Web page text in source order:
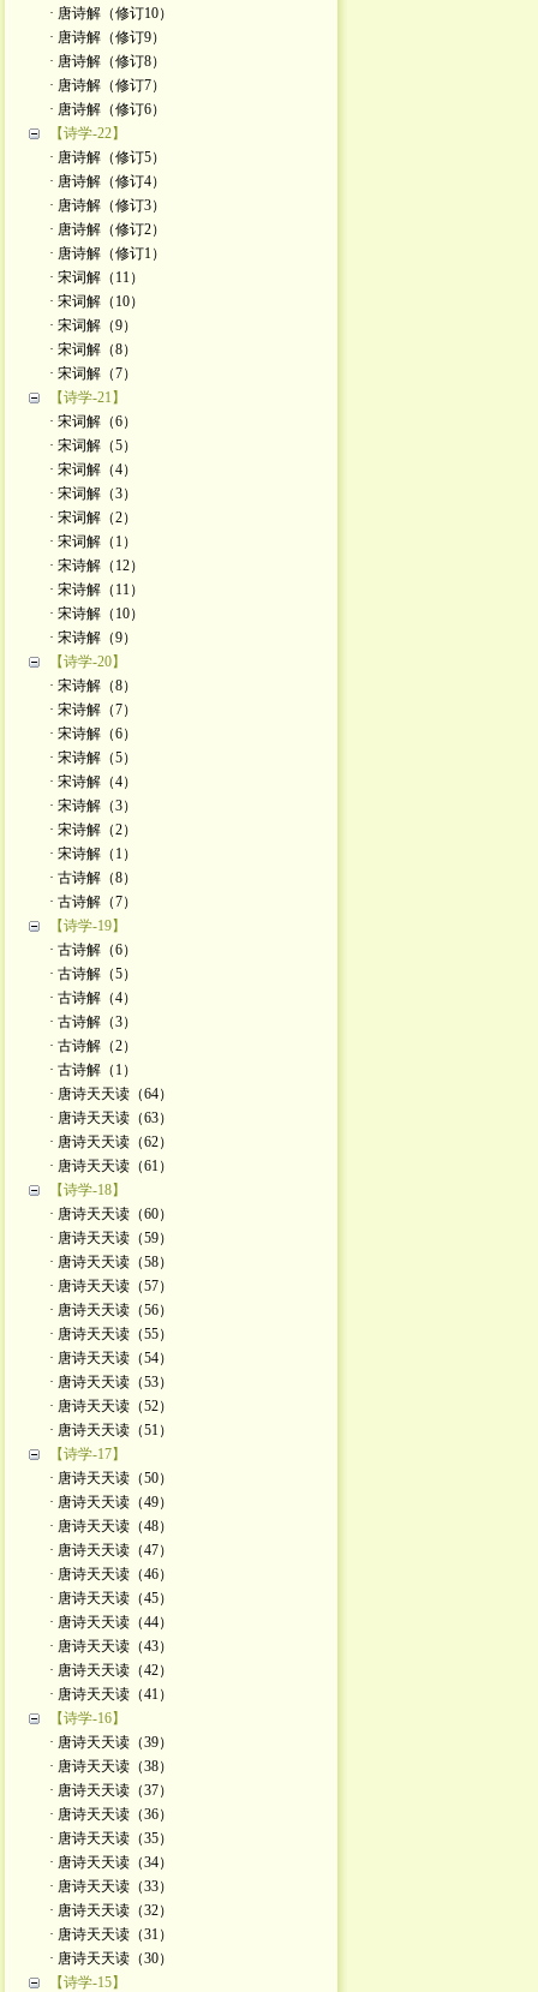
· 唐诗解（修订10）
· 唐诗解（修订9）
· 唐诗解（修订8）
· 唐诗解（修订7）
· 唐诗解（修订6）
【诗学-22】
· 唐诗解（修订5）
· 唐诗解（修订4）
· 唐诗解（修订3）
· 唐诗解（修订2）
· 唐诗解（修订1）
· 宋词解（11）
· 宋词解（10）
· 宋词解（9）
· 宋词解（8）
· 宋词解（7）
【诗学-21】
· 宋词解（6）
· 宋词解（5）
· 宋词解（4）
· 宋词解（3）
· 宋词解（2）
· 宋词解（1）
· 宋诗解（12）
· 宋诗解（11）
· 宋诗解（10）
· 宋诗解（9）
【诗学-20】
· 宋诗解（8）
· 宋诗解（7）
· 宋诗解（6）
· 宋诗解（5）
· 宋诗解（4）
· 宋诗解（3）
· 宋诗解（2）
· 宋诗解（1）
· 古诗解（8）
· 古诗解（7）
【诗学-19】
· 古诗解（6）
· 古诗解（5）
· 古诗解（4）
· 古诗解（3）
· 古诗解（2）
· 古诗解（1）
· 唐诗天天读（64）
· 唐诗天天读（63）
· 唐诗天天读（62）
· 唐诗天天读（61）
【诗学-18】
· 唐诗天天读（60）
· 唐诗天天读（59）
· 唐诗天天读（58）
· 唐诗天天读（57）
· 唐诗天天读（56）
· 唐诗天天读（55）
· 唐诗天天读（54）
· 唐诗天天读（53）
· 唐诗天天读（52）
· 唐诗天天读（51）
【诗学-17】
· 唐诗天天读（50）
· 唐诗天天读（49）
· 唐诗天天读（48）
· 唐诗天天读（47）
· 唐诗天天读（46）
· 唐诗天天读（45）
· 唐诗天天读（44）
· 唐诗天天读（43）
· 唐诗天天读（42）
· 唐诗天天读（41）
【诗学-16】
· 唐诗天天读（39）
· 唐诗天天读（38）
· 唐诗天天读（37）
· 唐诗天天读（36）
· 唐诗天天读（35）
· 唐诗天天读（34）
· 唐诗天天读（33）
· 唐诗天天读（32）
· 唐诗天天读（31）
· 唐诗天天读（30）
【诗学-15】